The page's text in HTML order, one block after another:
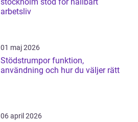
arbetsliv
01 maj 2026
Stödstrumpor funktion,
användning och hur du väljer rätt
06 april 2026